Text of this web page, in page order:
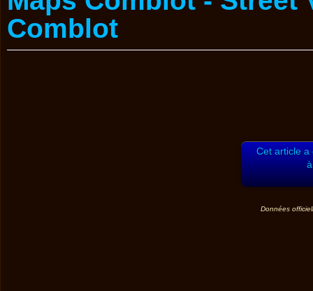
Cet article a
Données